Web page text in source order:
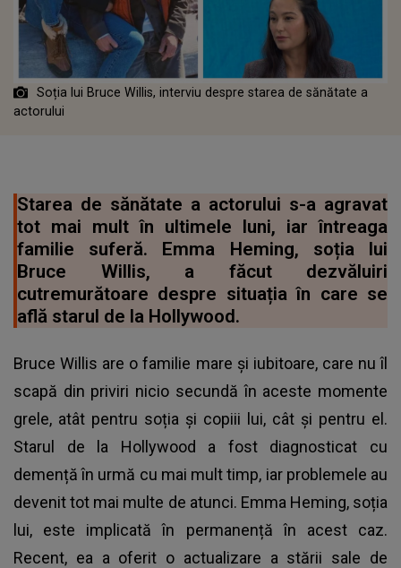
Soția lui Bruce Willis, interviu despre starea de sănătate a
actorului
Starea de sănătate a actorului s-a agravat
tot mai mult în ultimele luni, iar întreaga
familie suferă. Emma Heming, soția lui
Bruce Willis, a făcut dezvăluiri
cutremurătoare despre situația în care se
află starul de la Hollywood.
Bruce Willis are o familie mare și iubitoare, care nu îl
scapă din priviri nicio secundă în aceste momente
grele, atât pentru soția și copiii lui, cât și pentru el.
Starul de la Hollywood a fost diagnosticat cu
demență în urmă cu mai mult timp, iar problemele au
devenit tot mai multe de atunci. Emma Heming, soția
lui, este implicată în permanență în acest caz.
Recent, ea a oferit o actualizare a stării sale de